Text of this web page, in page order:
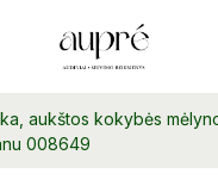
aukštos kokybės
008649